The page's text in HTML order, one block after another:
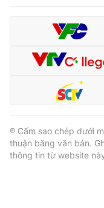
® Cấm sao chép dưới
thuận bằng văn bản.
thông tin từ website